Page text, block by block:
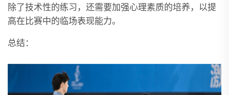
除了技术性的练习，还需要加强心理素质的培养，以提
高在比赛中的临场表现能力。
总结：